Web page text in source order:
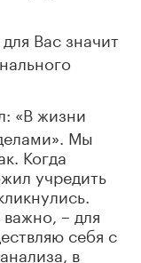
Вас значит
«В жизни
Мы
Когда
учредить
– для
себя с
в